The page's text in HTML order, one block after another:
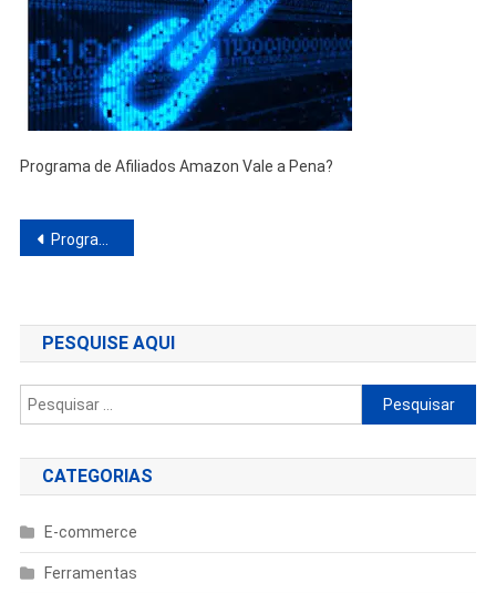
Programa de Afiliados Amazon Vale a Pena?
Navegação
Post
Programa de Afiliados Amazon Vale a Pena? Guia Completo para Iniciantes
PESQUISE AQUI
Pesquisar
por:
CATEGORIAS
E-commerce
Ferramentas